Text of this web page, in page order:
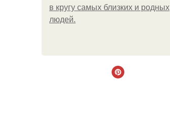
в кругу самых близких и родных
людей.